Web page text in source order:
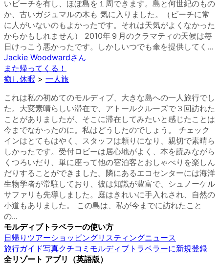
いビーチを有し、ほぼ島を１周できます。島と何世紀のもの
か、古いガジュマルの木も 気に入りました。（ビーチに常
に人がいないのもよかったです。それは天気がよくなかった
からかもしれません） 2010年９月のクラマティの天候は毎
日けっこう悪かったです。しかしいつでも傘を提供してく...
Jackie Woodwardさん
また帰ってくる！
癒し休暇 > 一人旅
これは私の初めてのモルディブ、大きな島への一人旅行でし
た。大変素晴らしい滞在で、アトールクルーズで３回訪れた
ことがありましたが、そこに滞在してみたいと感じたことは
今までなかったのに。私はどうしたのでしょう。 チェック
インはとてもはやく、スタッフは頼りになり、親切で素晴ら
しかったです。受付ロビーは居心地がよく、本を読みながら
くつろいだり、単に座って他の宿泊客とおしゃべりを楽しん
だりすることができました。隣にあるエコセンターには海洋
生物学者が常駐しており、彼は知識が豊富で、シュノーケル
サファリも先導しました。庭はきれいに手入れされ、自然の
小道もありました。 この島は、私が今までに訪れたこと
の...
モルディブトラベラーの使い方
日帰りツアーショッピングリスティングニュース
旅行ガイド写真クチコミ モルディブトラベラーに新規登録
全リゾート アプリ（英語版）